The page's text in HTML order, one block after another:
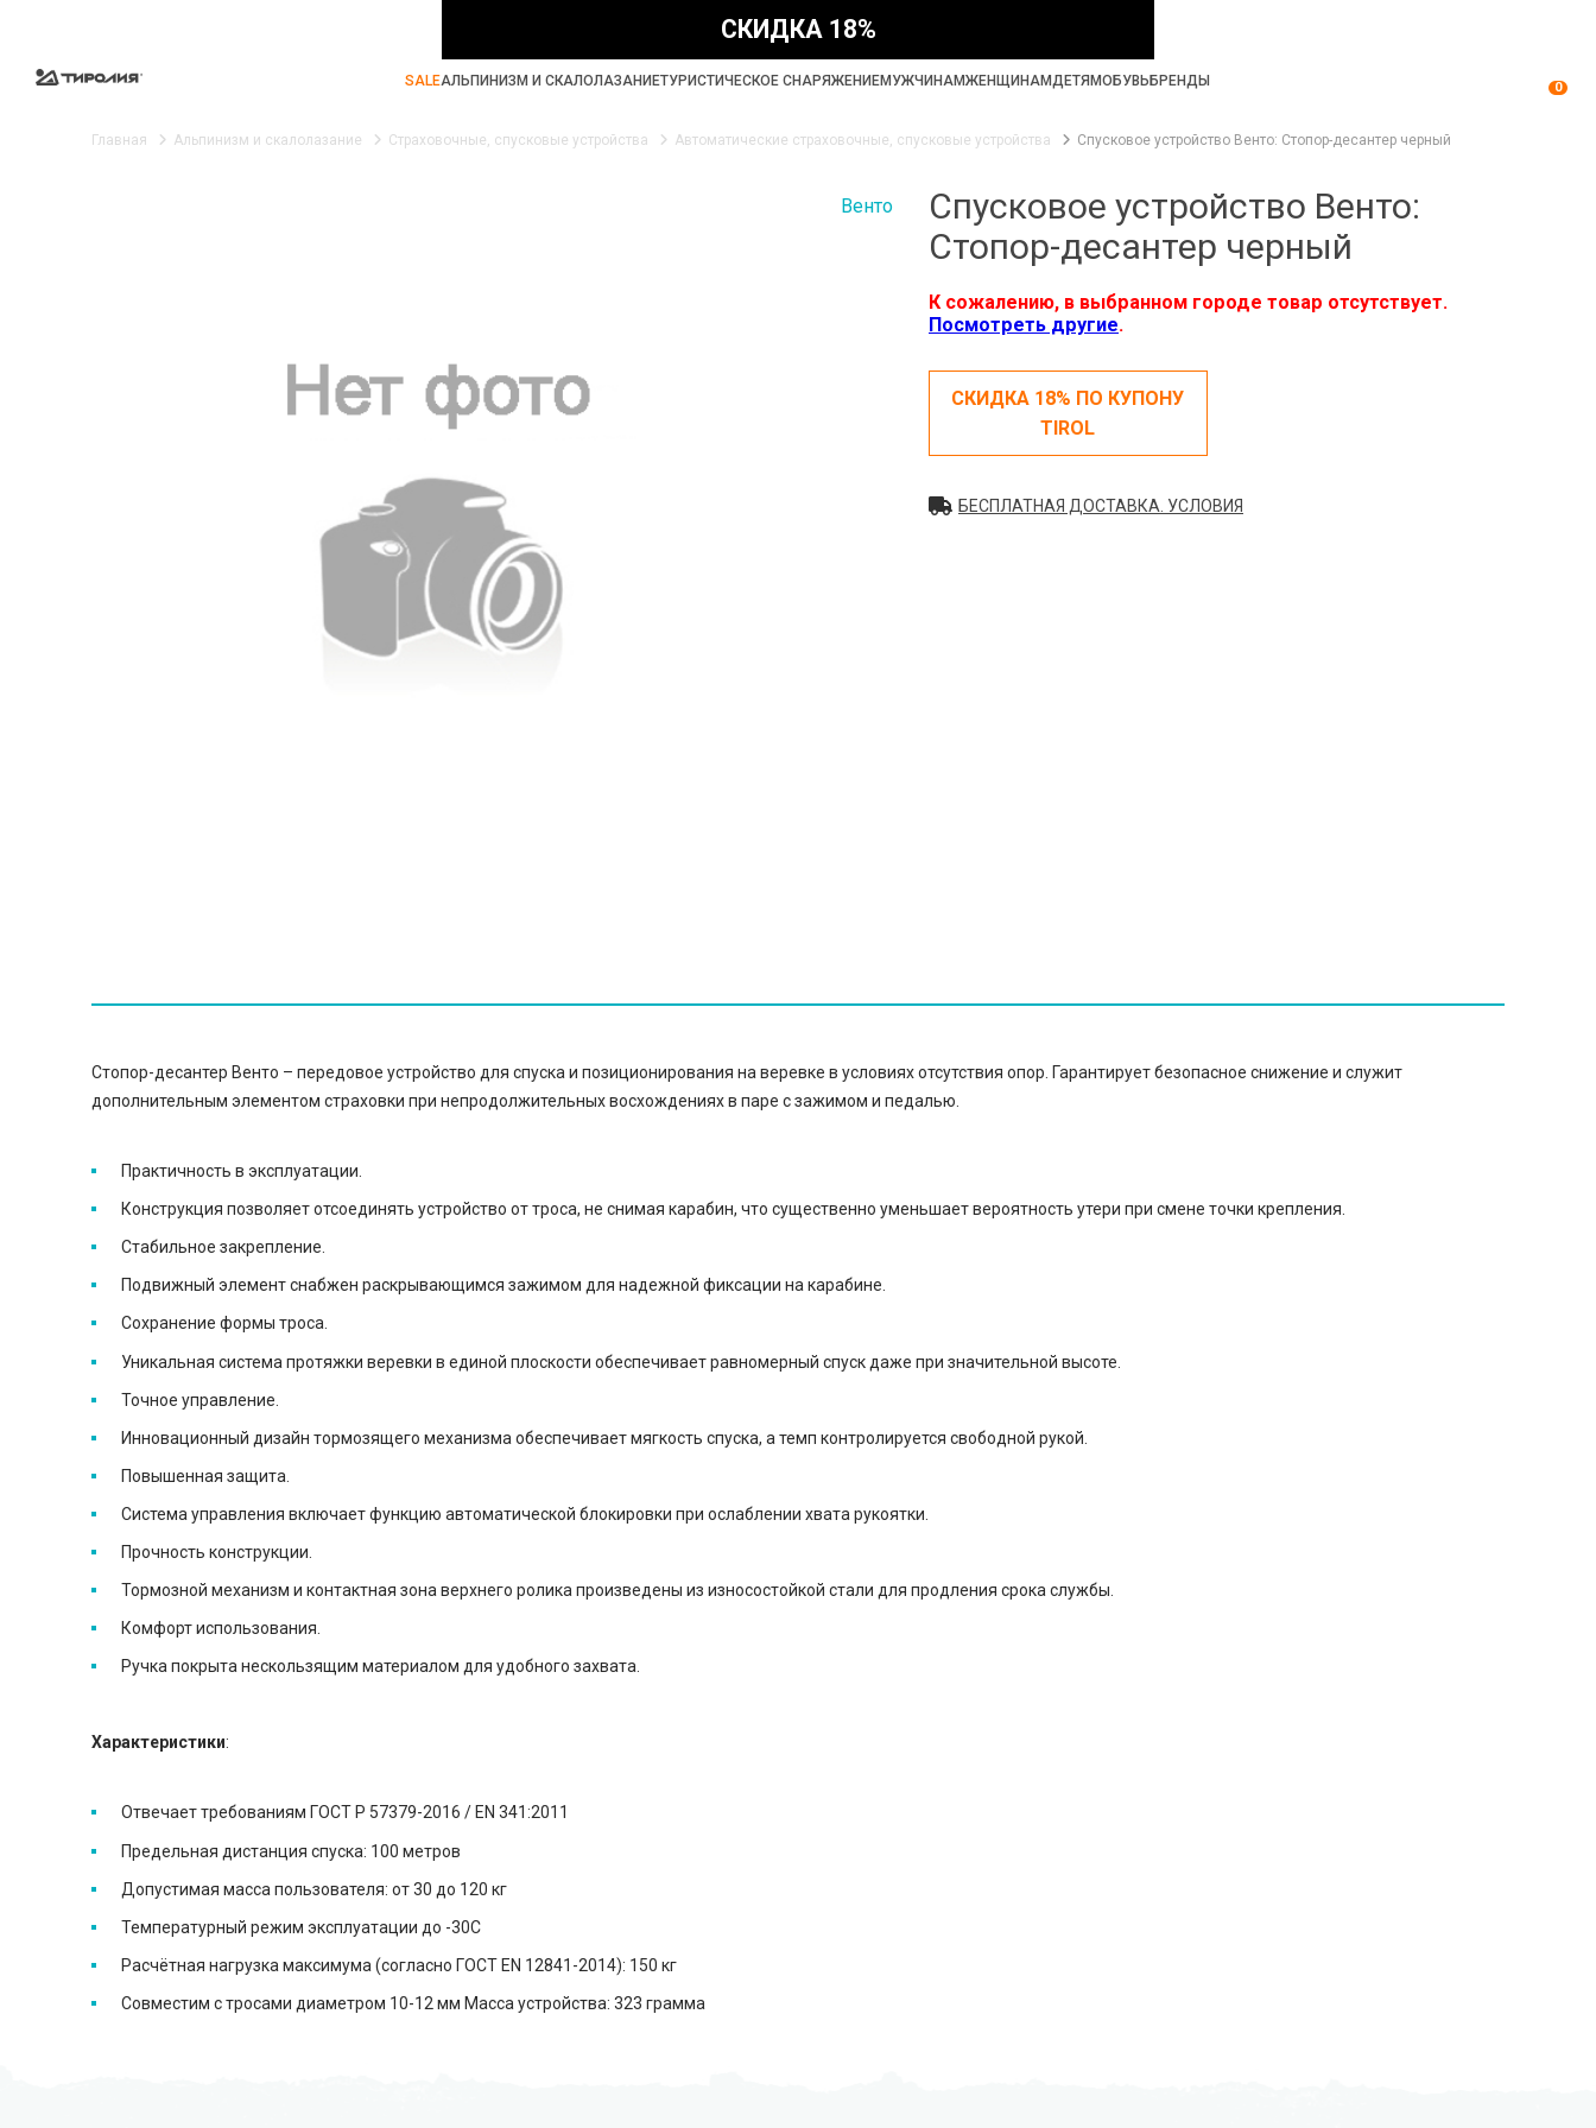
СКИДКА 18%
SALEАЛЬПИНИЗМ И СКАЛОЛАЗАНИЕТУРИСТИЧЕСКОЕ СНАРЯЖЕНИЕМУЖЧИНАМЖЕНЩИНАМДЕТЯМОБУВЬ БРЕНДЫ 0
Главная Альпинизм и скалолазание Страховочные, спусковые устройства Автоматические страховочные, спусковые устройства Спусковое устройство Венто: Стопор-десантер черный
Венто
Спусковое устройство Венто:
Стопор-десантер черный
К сожалению, в выбранном городе товар отсутствует.
Посмотреть другие.
СКИДКА 18% ПО КУПОНУ
TIROL
БЕСПЛАТНАЯ ДОСТАВКА. УСЛОВИЯ
Стопор-десантер Венто – передовое устройство для спуска и позиционирования на веревке в условиях отсутствия опор. Гарантирует безопасное снижение и служит
дополнительным элементом страховки при непродолжительных восхождениях в паре с зажимом и педалью.
Практичность в эксплуатации.
Конструкция позволяет отсоединять устройство от троса, не снимая карабин, что существенно уменьшает вероятность утери при смене точки крепления.
Стабильное закрепление.
Подвижный элемент снабжен раскрывающимся зажимом для надежной фиксации на карабине.
Сохранение формы троса.
Уникальная система протяжки веревки в единой плоскости обеспечивает равномерный спуск даже при значительной высоте.
Точное управление.
Инновационный дизайн тормозящего механизма обеспечивает мягкость спуска, а темп контролируется свободной рукой.
Повышенная защита.
Система управления включает функцию автоматической блокировки при ослаблении хвата рукоятки.
Прочность конструкции.
Тормозной механизм и контактная зона верхнего ролика произведены из износостойкой стали для продления срока службы.
Комфорт использования.
Ручка покрыта нескользящим материалом для удобного захвата.
Характеристики:
Отвечает требованиям ГОСТ Р 57379-2016 / EN 341:2011
Предельная дистанция спуска: 100 метров
Допустимая масса пользователя: от 30 до 120 кг
Температурный режим эксплуатации до -30C
Расчётная нагрузка максимума (согласно ГОСТ EN 12841-2014): 150 кг
Совместим с тросами диаметром 10-12 мм Масса устройства: 323 грамма